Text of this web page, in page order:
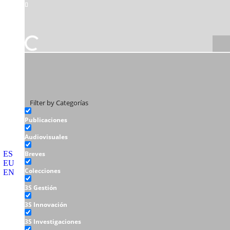
ES
EU
EN
Filter by Categorías
Publicaciones
Audiovisuales
Breves
Colecciones
3S Gestión
3S Innovación
3S Investigaciones